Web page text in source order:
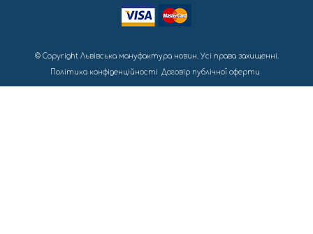
© Copyright Львівська мануфактура новин. Усі права захищенні.
Політика конфіденційності Договір публічної оферти